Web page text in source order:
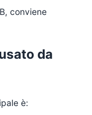
conviene
da
è: